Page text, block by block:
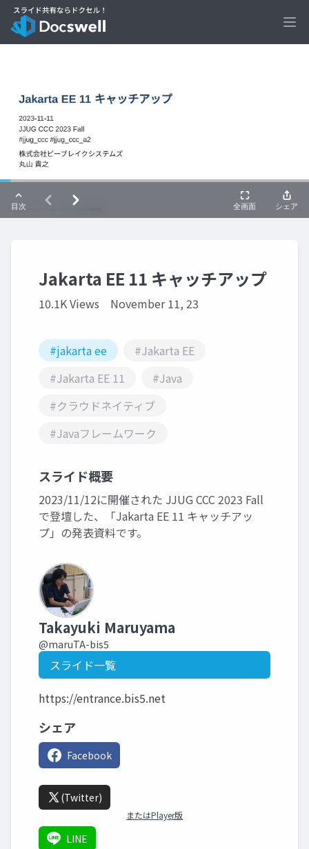
Jakarta EE 11 キャッチアップ
10.1K Views November 11, 23
#jakarta ee
#Jakarta EE
#Jakarta EE 11
#Java
#クラウドネイティブ
#Javaフレームワーク
スライド概要
2023/11/12に開催された JJUG CCC 2023 Fall
で登壇した、「Jakarta EE 11 キャッチアッ
プ」の発表資料です。
Takayuki Maruyama
@maruTA-bis5
スライド一覧
https://entrance.bis5.net
シェア
Facebook
(Twitter)
またはPlayer版
LINE